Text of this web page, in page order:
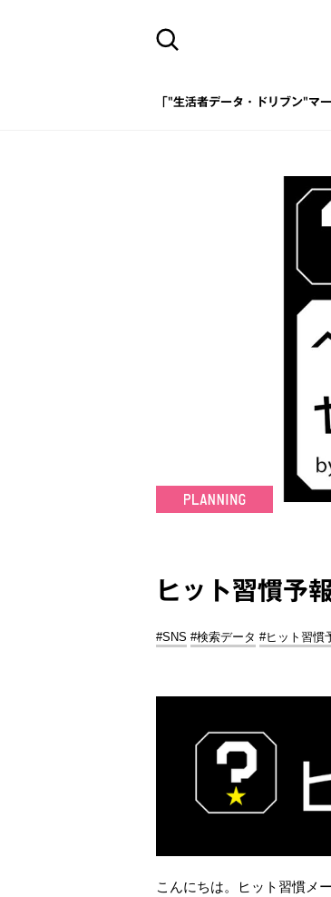
「"生活者データ・ドリブン"マ
ヒット習慣予
#SNS #検索データ #ヒット習慣
こんにちは。ヒット習慣メ